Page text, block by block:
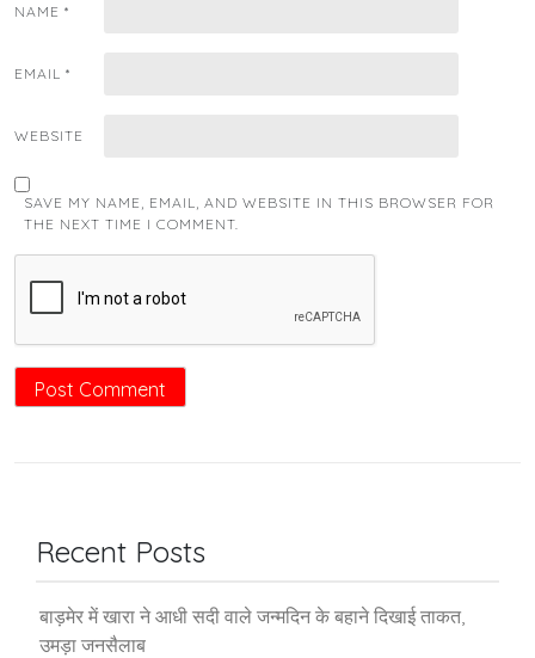
NAME *
EMAIL *
WEBSITE
SAVE MY NAME, EMAIL, AND WEBSITE IN THIS BROWSER FOR
THE NEXT TIME I COMMENT.
Recent Posts
बाड़मेर में खारा ने आधी सदी वाले जन्मदिन के बहाने दिखाई ताकत,
उमड़ा जनसैलाब